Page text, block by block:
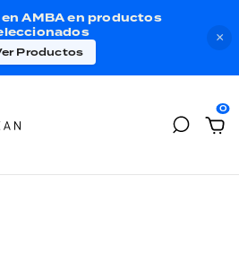
×
AMBA en productos
Productos
0